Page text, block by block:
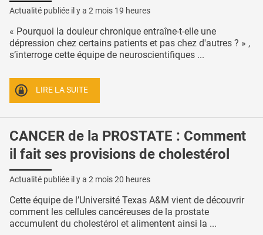
Actualité publiée il y a 2 mois 19 heures
« Pourquoi la douleur chronique entraîne-t-elle une
dépression chez certains patients et pas chez d'autres ? » ,
s’interroge cette équipe de neuroscientifiques ...
LIRE LA SUITE
CANCER de la PROSTATE : Comment
il fait ses provisions de cholestérol
Actualité publiée il y a 2 mois 20 heures
Cette équipe de l’Université Texas A&M vient de découvrir
comment les cellules cancéreuses de la prostate
accumulent du cholestérol et alimentent ainsi la ...